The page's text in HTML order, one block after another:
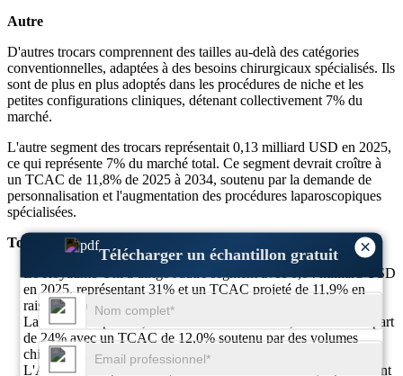
×
Télécharger un échantillon gratuit
Autre
D'autres trocars comprennent des tailles au-delà des catégories
conventionnelles, adaptées à des besoins chirurgicaux spécialisés. Ils
sont de plus en plus adoptés dans les procédures de niche et les
petites configurations cliniques, détenant collectivement 7% du
marché.
L'autre segment des trocars représentait 0,13 milliard USD en 2025,
ce qui représente 7% du marché total. Ce segment devrait croître à
un TCAC de 11,8% de 2025 à 2034, soutenu par la demande de
personnalisation et l'augmentation des procédures laparoscopiques
spécialisées.
Top 3 principaux pays dominants de l'autre segment
Le Royaume-Uni a dirigé l'autre segment avec 0,04 milliard USD
en 2025, représentant 31% et un TCAC projeté de 11,9% en
raison d'une adoption chirurgicale de haute qualité.
La Chine a capturé 0,03 milliard USD en 2025, détenant une part
de 24% avec un TCAC de 12,0% soutenu par des volumes
chirurgicaux croissants.
L'Australie a représenté 0,02 milliard USD en 2025, représentant